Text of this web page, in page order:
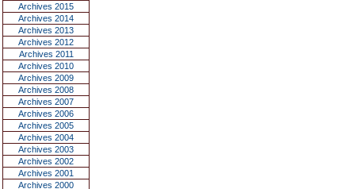
Archives 2015
Archives 2014
Archives 2013
Archives 2012
Archives 2011
Archives 2010
Archives 2009
Archives 2008
Archives 2007
Archives 2006
Archives 2005
Archives 2004
Archives 2003
Archives 2002
Archives 2001
Archives 2000